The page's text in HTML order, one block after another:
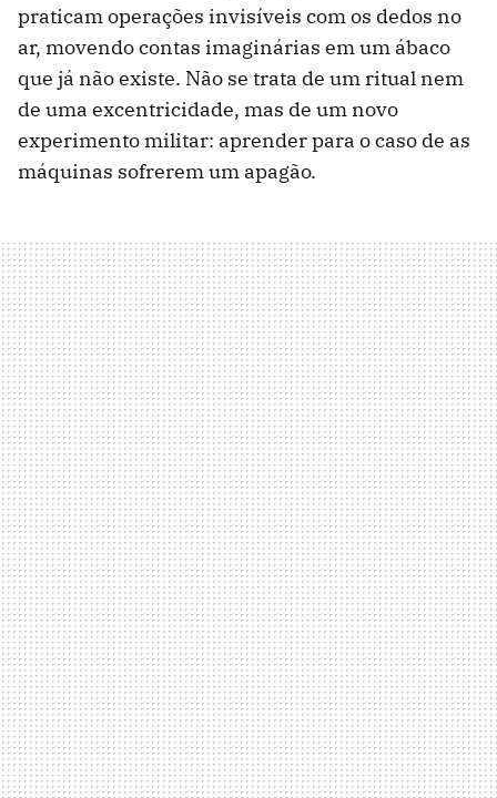
praticam operações invisíveis com os dedos no
ar, movendo contas imaginárias em um ábaco
que já não existe. Não se trata de um ritual nem
de uma excentricidade, mas de um novo
experimento militar: aprender para o caso de as
máquinas sofrerem um apagão.